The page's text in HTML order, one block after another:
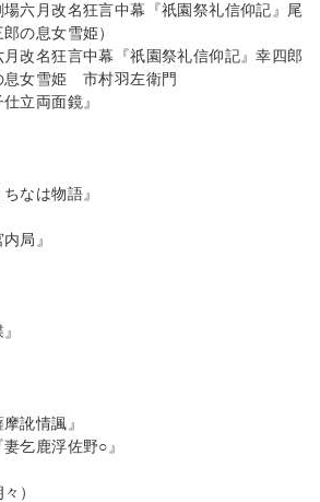
六月改名狂言中幕『祇園祭礼信仰記』尾
の息女雪姫）
改名狂言中幕『祇園祭礼信仰記』幸四郎
女雪姫 市村羽左衛門
立両面鏡』
なは物語』
局』
訛情諷』
乞鹿浮佐野○』
）